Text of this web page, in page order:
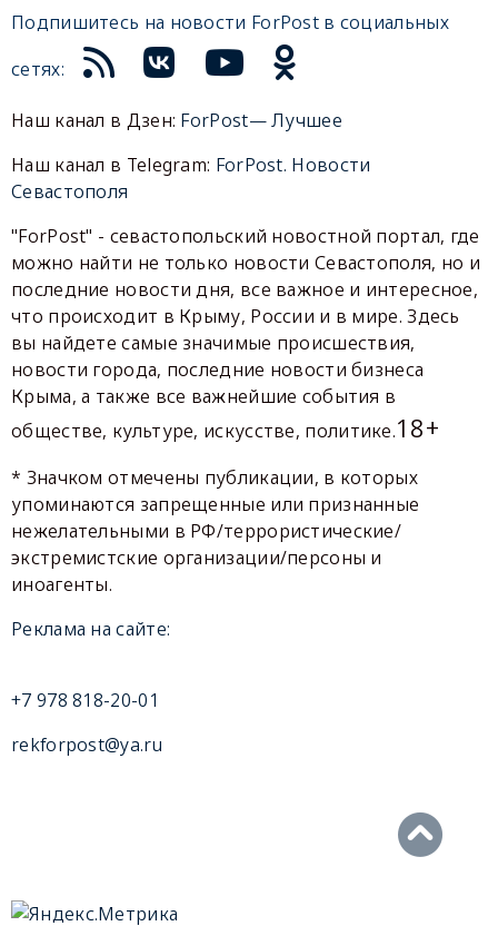
Подпишитесь на новости ForPost в социальных
сетях:
Наш канал в Дзен: ForPost— Лучшее
Наш канал в Telegram: ForPost. Новости
Севастополя
"ForPost" - севастопольский новостной портал, где
можно найти не только новости Севастополя, но и
последние новости дня, все важное и интересное,
что происходит в Крыму, России и в мире. Здесь
вы найдете самые значимые происшествия,
новости города, последние новости бизнеса
Крыма, а также все важнейшие события в
обществе, культуре, искусстве, политике.18+
* Значком отмечены публикации, в которых
упоминаются запрещенные или признанные
нежелательными в РФ/террористические/
экстремистские организации/персоны и
иноагенты.
Реклама на сайте:
+7 978 818-20-01
rekforpost@ya.ru